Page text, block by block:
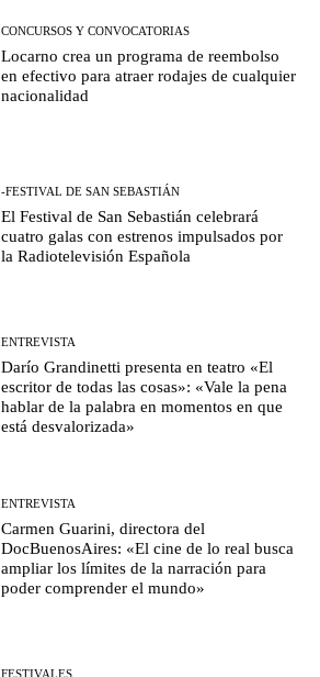
CONCURSOS Y CONVOCATORIAS
Locarno crea un programa de reembolso
en efectivo para atraer rodajes de cualquier
nacionalidad
-FESTIVAL DE SAN SEBASTIÁN
El Festival de San Sebastián celebrará
cuatro galas con estrenos impulsados por
la Radiotelevisión Española
ENTREVISTA
Darío Grandinetti presenta en teatro «El
escritor de todas las cosas»: «Vale la pena
hablar de la palabra en momentos en que
está desvalorizada»
ENTREVISTA
Carmen Guarini, directora del
DocBuenosAires: «El cine de lo real busca
ampliar los límites de la narración para
poder comprender el mundo»
FESTIVALES